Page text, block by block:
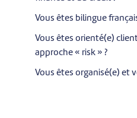
Vous êtes bilingue
Vous êtes orienté(e)
approche « risk » ?
Vous êtes organisé(e) et